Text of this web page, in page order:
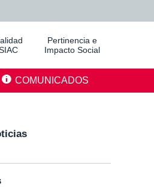
Pertinencia e
Impacto Social
COMUNICADOS